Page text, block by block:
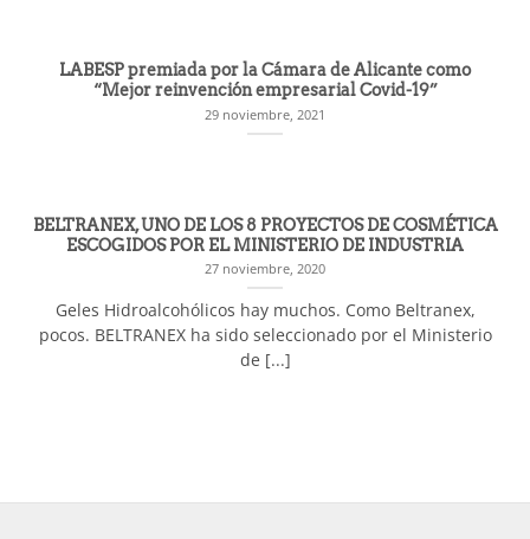
LABESP premiada por la Cámara de Alicante como
“Mejor reinvención empresarial Covid-19”
29 noviembre, 2021
BELTRANEX, UNO DE LOS 8 PROYECTOS DE COSMÉTICA
ESCOGIDOS POR EL MINISTERIO DE INDUSTRIA
27 noviembre, 2020
Geles Hidroalcohólicos hay muchos. Como Beltranex,
pocos. BELTRANEX ha sido seleccionado por el Ministerio
de [...]